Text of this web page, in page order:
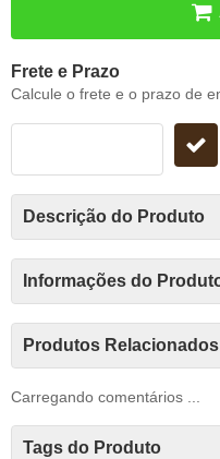
Frete e Prazo
Calcule o frete e o prazo de
Descrição do Produto
Informações do
Produtos Relacionados
Carregando comentários ...
Tags do Produto